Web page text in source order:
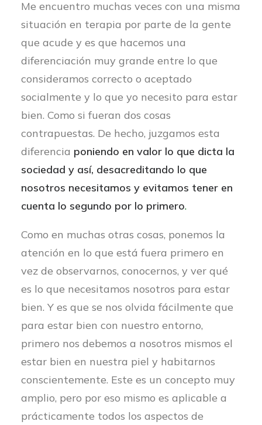
Me encuentro muchas veces con una misma
situación en terapia por parte de la gente
que acude y es que hacemos una
diferenciación muy grande entre lo que
consideramos correcto o aceptado
socialmente y lo que yo necesito para estar
bien. Como si fueran dos cosas
contrapuestas. De hecho, juzgamos esta
diferencia poniendo en valor lo que dicta la
sociedad y así, desacreditando lo que
nosotros necesitamos y evitamos tener en
cuenta lo segundo por lo primero.
Como en muchas otras cosas, ponemos la
atención en lo que está fuera primero en
vez de observarnos, conocernos, y ver qué
es lo que necesitamos nosotros para estar
bien. Y es que se nos olvida fácilmente que
para estar bien con nuestro entorno,
primero nos debemos a nosotros mismos el
estar bien en nuestra piel y habitarnos
conscientemente. Este es un concepto muy
amplio, pero por eso mismo es aplicable a
prácticamente todos los aspectos de